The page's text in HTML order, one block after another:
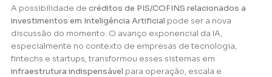
A possibilidade de créditos de PIS/COFINS relacionados a
investimentos em Inteligência Artificial pode ser a nova
discussão do momento. O avanço exponencial da IA,
especialmente no contexto de empresas de tecnologia,
fintechs e startups, transformou esses sistemas em
infraestrutura indispensável para operação, escala e